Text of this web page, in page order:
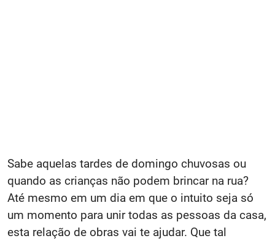
Sabe aquelas tardes de domingo chuvosas ou
quando as crianças não podem brincar na rua?
Até mesmo em um dia em que o intuito seja só
um momento para unir todas as pessoas da casa,
esta relação de obras vai te ajudar. Que tal